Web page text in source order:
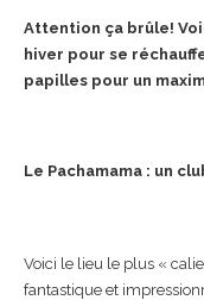
Attention ça brûle!
hiver pour se
papilles pour un
Le Pachamama : un
Voici le lieu le plus «
fantastique et